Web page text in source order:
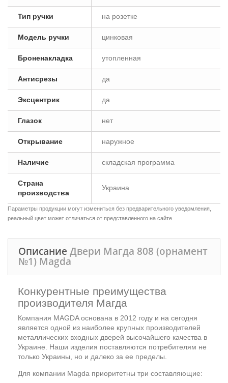
Тип ручки на розетке
Модель ручки цинковая
Броненакладка утопленная
Антисрезы да
Эксцентрик да
Глазок нет
Открывание наружное
Наличие складская программа
Страна
производства
Украина
Параметры продукции могут измениться без предварительного уведомления,
реальный цвет может отличаться от представленного на сайте
Описание Двери Магда 808 (орнамент
№1) Magda
Конкурентные преимущества
производителя Магда
Компания MAGDA основана в 2012 году и на сегодня
является одной из наиболее крупных производителей
металлических входных дверей высочайшего качества в
Украине. Наши изделия поставляются потребителям не
только Украины, но и далеко за ее пределы.
Для компании Magda приоритетны три составляющие: